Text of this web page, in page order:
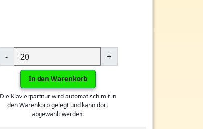
- +
In den Warenkorb
Die Klavierpartitur wird automatisch mit in
den Warenkorb gelegt und kann dort
abgewählt werden.